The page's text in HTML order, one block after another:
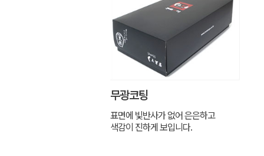
무광코팅
표면에 빛반사가 없어 은은하고
색감이 진하게 보입니다.